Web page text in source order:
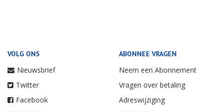
VOLG ONS
Nieuwsbrief
Twitter
Facebook
ABONNEE VRAGEN
Neem een Abonnement
Vragen over betaling
Adreswijziging